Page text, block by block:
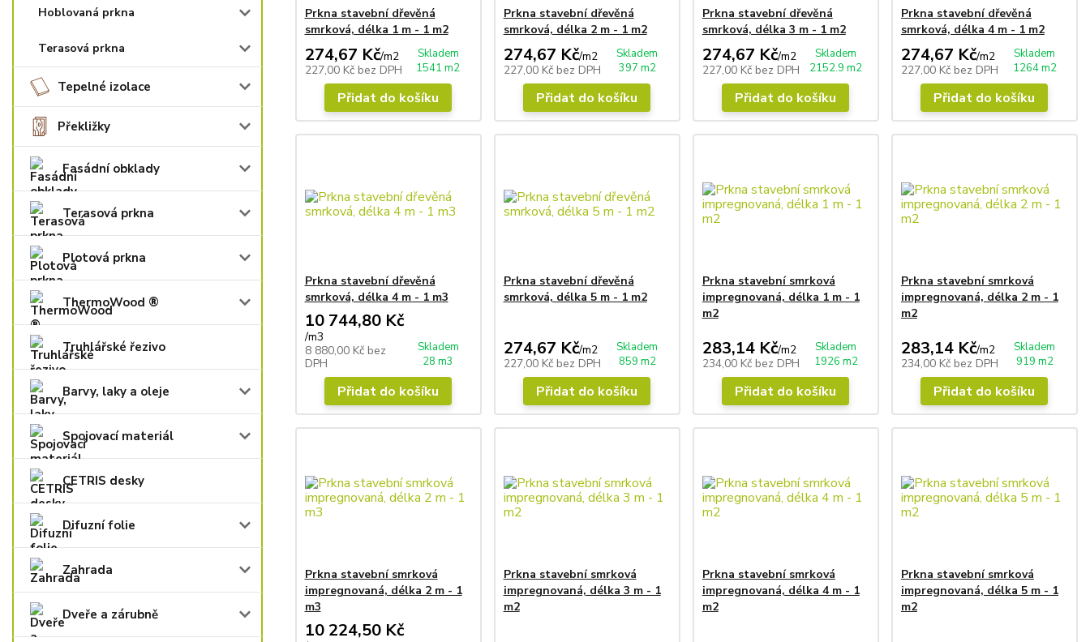
Hoblovaná prkna
Terasová prkna
Tepelné izolace
Překližky
Fasádní obklady
Terasová prkna
Plotová prkna
ThermoWood ®
Truhlářské řezivo
Barvy, laky a oleje
Spojovací materiál
CETRIS desky
Difuzní folie
Zahrada
Dveře a zárubně
Prkna stavební dřevěná
smrková, délka 1 m - 1 m2
274,67 Kč/m2
227,00 Kč bez DPH
Skladem
1541 m2
Přidat do košíku
Prkna stavební dřevěná
smrková, délka 2 m - 1 m2
274,67 Kč/m2
227,00 Kč bez DPH
Skladem
397 m2
Přidat do košíku
Prkna stavební dřevěná
smrková, délka 3 m - 1 m2
274,67 Kč/m2
227,00 Kč bez DPH
Skladem
2152.9 m2
Přidat do košíku
Prkna stavební dřevěná
smrková, délka 4 m - 1 m2
274,67 Kč/m2
227,00 Kč bez DPH
Skladem
1264 m2
Přidat do košíku
Prkna stavební dřevěná
smrková, délka 4 m - 1 m3
10 744,80 Kč
/m3
8 880,00 Kč bez
DPH
Skladem
28 m3
Přidat do košíku
Prkna stavební dřevěná
smrková, délka 5 m - 1 m2
274,67 Kč/m2
227,00 Kč bez DPH
Skladem
859 m2
Přidat do košíku
Prkna stavební smrková
impregnovaná, délka 1 m - 1
m2
283,14 Kč/m2
234,00 Kč bez DPH
Skladem
1926 m2
Přidat do košíku
Prkna stavební smrková
impregnovaná, délka 2 m - 1
m2
283,14 Kč/m2
234,00 Kč bez DPH
Skladem
919 m2
Přidat do košíku
Prkna stavební smrková
impregnovaná, délka 2 m - 1
m3
10 224,50 Kč
Prkna stavební smrková
impregnovaná, délka 3 m - 1
m2
Prkna stavební smrková
impregnovaná, délka 4 m - 1
m2
Prkna stavební smrková
impregnovaná, délka 5 m - 1
m2